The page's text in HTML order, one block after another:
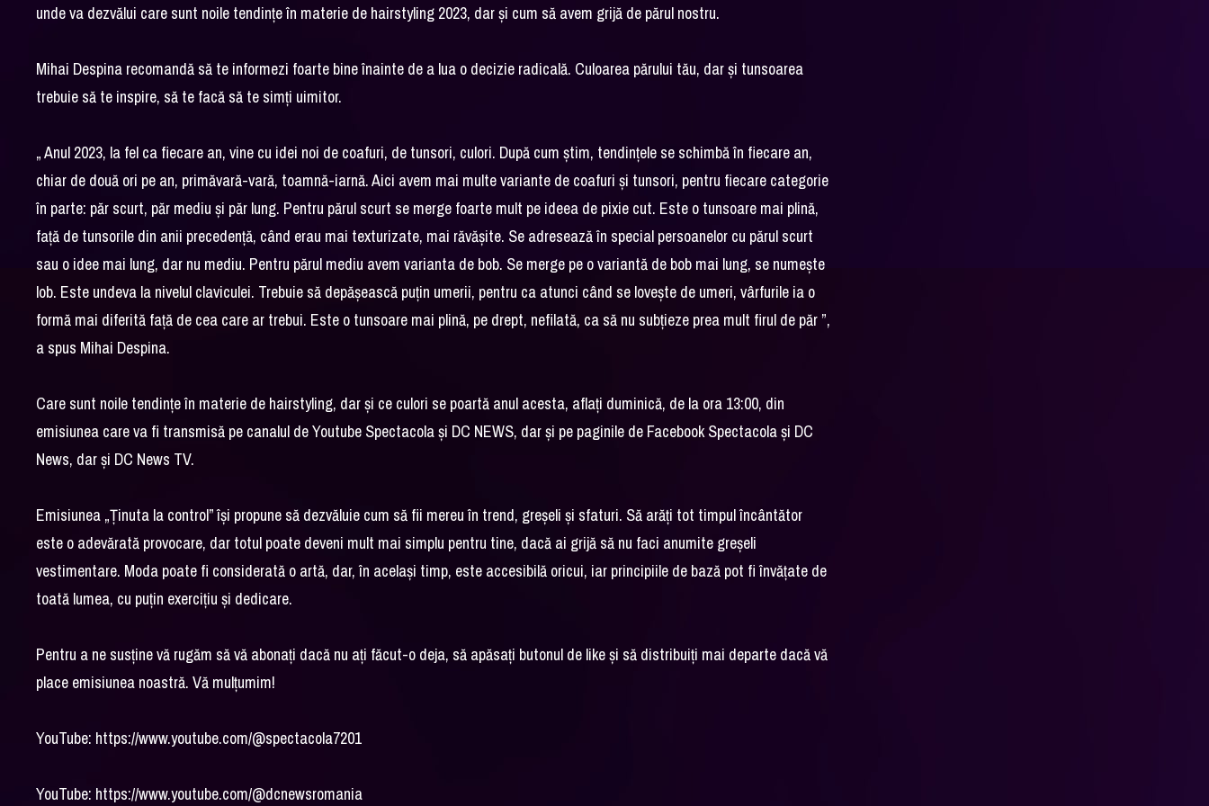
unde va dezvălui care sunt noile tendințe în materie de hairstyling 2023, dar și cum să avem grijă de părul nostru.
Mihai Despina recomandă să te informezi foarte bine înainte de a lua o decizie radicală. Culoarea părului tău, dar și tunsoarea
trebuie să te inspire, să te facă să te simți uimitor.
„ Anul 2023, la fel ca fiecare an, vine cu idei noi de coafuri, de tunsori, culori. După cum știm, tendințele se schimbă în fiecare an,
chiar de două ori pe an, primăvară-vară, toamnă-iarnă. Aici avem mai multe variante de coafuri și tunsori, pentru fiecare categorie
în parte: păr scurt, păr mediu și păr lung. Pentru părul scurt se merge foarte mult pe ideea de pixie cut. Este o tunsoare mai plină,
față de tunsorile din anii precedență, când erau mai texturizate, mai răvășite. Se adresează în special persoanelor cu părul scurt
sau o idee mai lung, dar nu mediu. Pentru părul mediu avem varianta de bob. Se merge pe o variantă de bob mai lung, se numește
lob. Este undeva la nivelul claviculei. Trebuie să depășească puțin umerii, pentru ca atunci când se lovește de umeri, vârfurile ia o
formă mai diferită față de cea care ar trebui. Este o tunsoare mai plină, pe drept, nefilată, ca să nu subțieze prea mult firul de păr ”,
a spus Mihai Despina.
Care sunt noile tendințe în materie de hairstyling, dar și ce culori se poartă anul acesta, aflați duminică, de la ora 13:00, din
emisiunea care va fi transmisă pe canalul de Youtube Spectacola și DC NEWS, dar și pe paginile de Facebook Spectacola și DC
News, dar și DC News TV.
Emisiunea „Ținuta la control” își propune să dezvăluie cum să fii mereu în trend, greșeli și sfaturi. Să arăți tot timpul încântător
este o adevărată provocare, dar totul poate deveni mult mai simplu pentru tine, dacă ai grijă să nu faci anumite greșeli
vestimentare. Moda poate fi considerată o artă, dar, în același timp, este accesibilă oricui, iar principiile de bază pot fi învățate de
toată lumea, cu puțin exercițiu și dedicare.
Pentru a ne susține vă rugăm să vă abonați dacă nu ați făcut-o deja, să apăsați butonul de like și să distribuiți mai departe dacă vă
place emisiunea noastră. Vă mulțumim!
YouTube: https://www.youtube.com/@spectacola7201
YouTube: https://www.youtube.com/@dcnewsromania